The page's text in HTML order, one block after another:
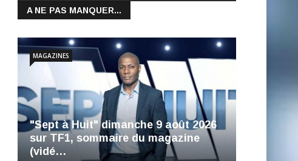
A NE PAS MANQUER...
"Sept à Huit" dimanche 9 août 2026
sur TF1, sommaire du magazine
(vidé…
MAGAZINES